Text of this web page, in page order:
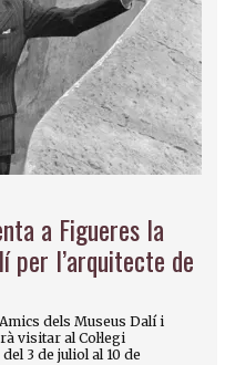
a Figueres la
per l’arquitecte de
dels Museus Dalí i
visitar al Col·legi
3 de juliol al 10 de